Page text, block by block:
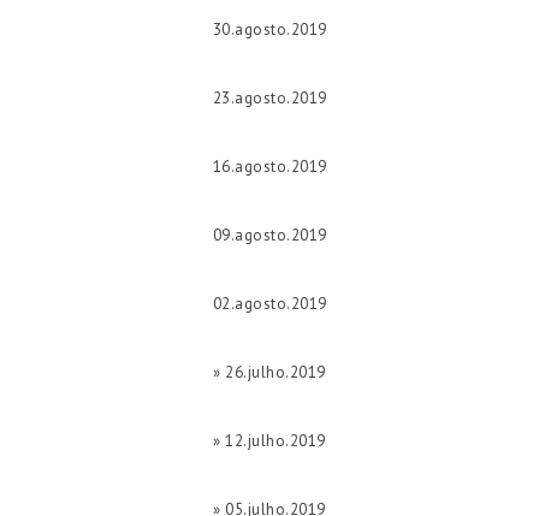
30.agosto.2019
23.agosto.2019
16.agosto.2019
09.agosto.2019
02.agosto.2019
» 26.julho.2019
» 12.julho.2019
» 05.julho.2019